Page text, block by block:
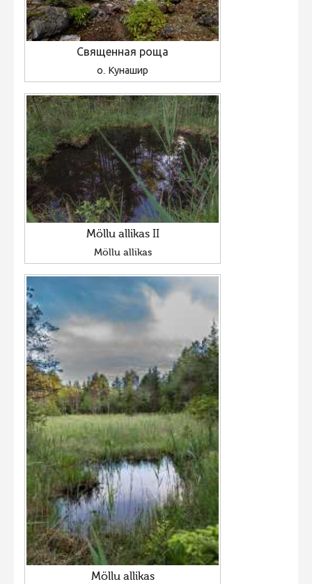
Священная роща
о. Кунашир
Möllu allikas II
Möllu allikas
Möllu allikas